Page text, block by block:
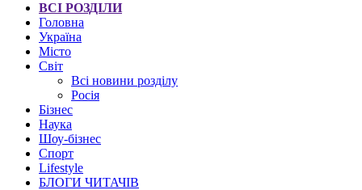
ВСІ РОЗДІЛИ
Головна
Україна
Місто
Світ
Всі новини розділу
Росія
Бізнес
Наука
Шоу-бізнес
Спорт
Lifestyle
БЛОГИ ЧИТАЧІВ